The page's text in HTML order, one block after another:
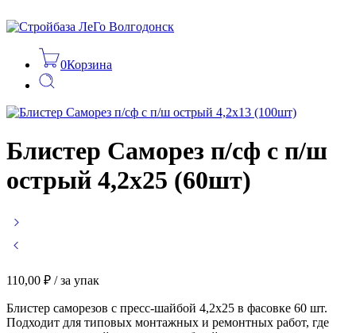
0Корзина
Блистер Саморез п/сф с п/ш
острый 4,2х25 (60шт)
110,00 ₽ / за упак
Блистер саморезов с пресс-шайбой 4,2х25 в фасовке 60 шт.
Подходит для типовых монтажных и ремонтных работ, где